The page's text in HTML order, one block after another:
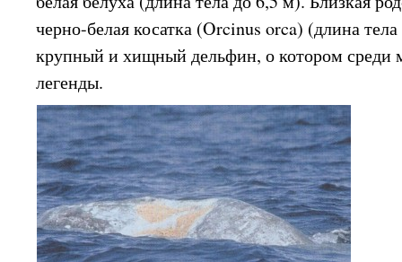
черно-белая косатка (Orcinus orca) (длина
крупный и хищный дельфин, о котором среди
легенды.